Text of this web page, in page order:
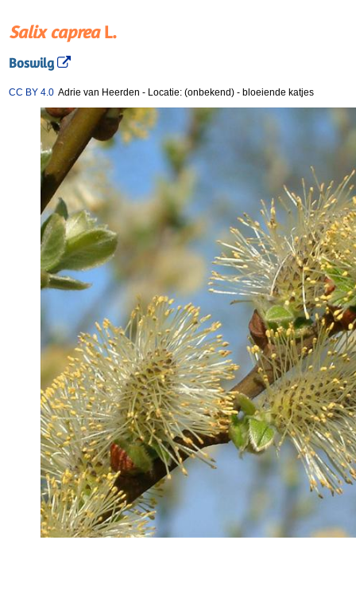
Salix capreaL.
Boswilg
CC BY 4.0 Adrie van Heerden - Locatie: (onbekend) - bloeiende katjes